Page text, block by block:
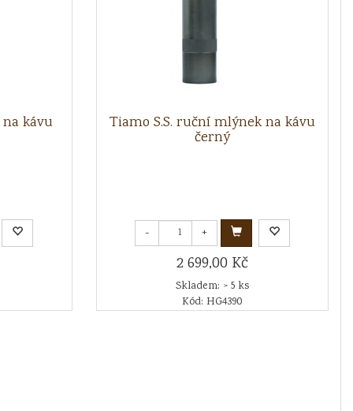
kávu Tiamo S.S. ruční mlýnek na kávu
černý
- +
2 699,00 Kč
Skladem: > 5 ks
Kód: HG4390